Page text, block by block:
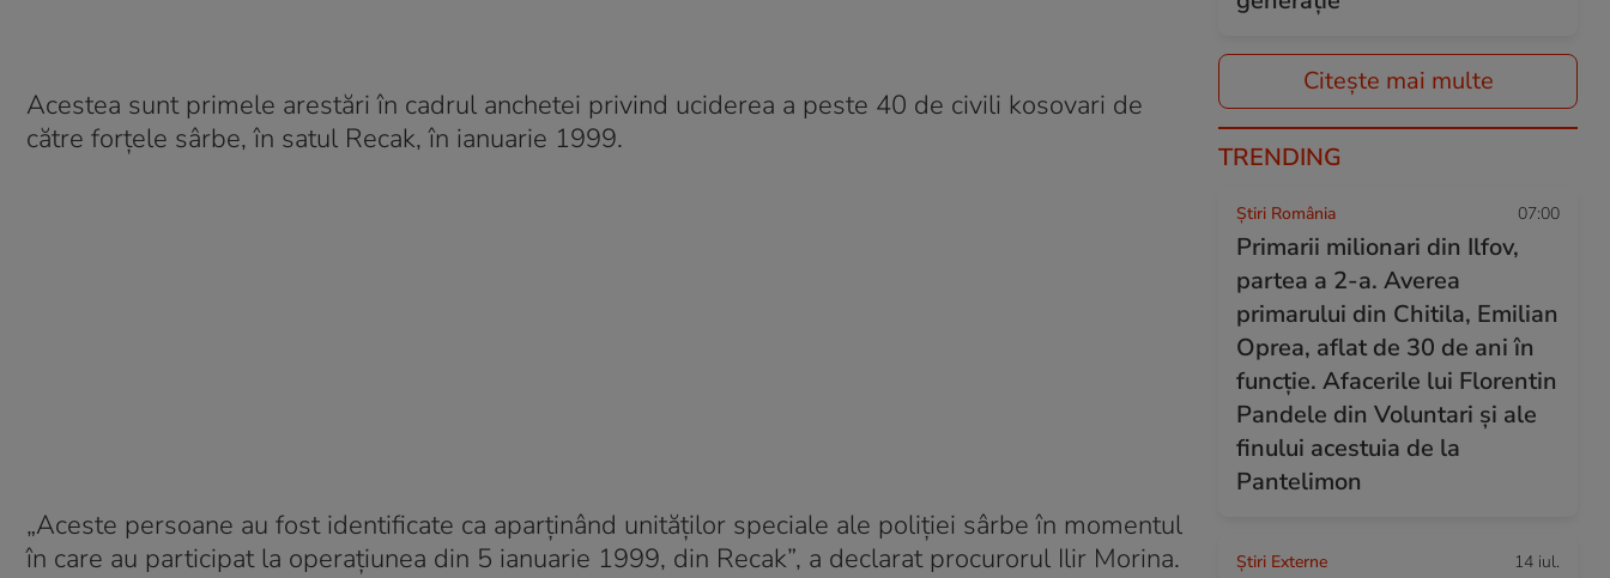
Acestea sunt primele arestări în cadrul anchetei privind uciderea a peste 40 de civili kosovari de
către forțele sârbe, în satul Recak, în ianuarie 1999.
„Aceste persoane au fost identificate ca aparținând unităților speciale ale poliției sârbe în momentul
în care au participat la operațiunea din 5 ianuarie 1999, din Recak”, a declarat procurorul Ilir Morina.
Citește mai multe
TRENDING
Știri România 07:00
Primarii milionari din Ilfov,
partea a 2-a. Averea
primarului din Chitila, Emilian
Oprea, aflat de 30 de ani în
funcție. Afacerile lui Florentin
Pandele din Voluntari și ale
finului acestuia de la
Pantelimon
Știri Externe 14 iul.